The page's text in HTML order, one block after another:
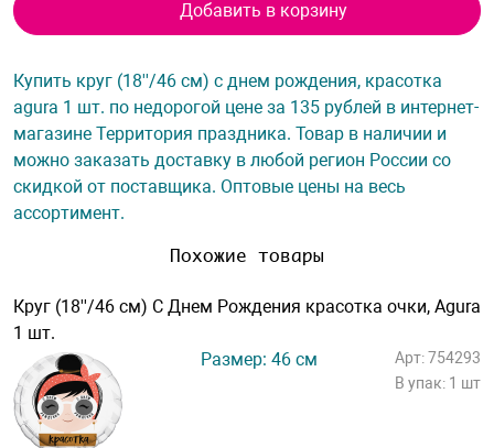
Добавить в корзину
Купить круг (18''/46 см) с днем рождения, красотка
agura 1 шт. по недорогой цене за 135 рублей в интернет-
магазине Территория праздника. Товар в наличии и
можно заказать доставку в любой регион России со
скидкой от поставщика. Оптовые цены на весь
ассортимент.
Похожие товары
Круг (18''/46 см) С Днем Рождения красотка очки, Agura
1 шт.
Размер: 46 см
Арт: 754293
В упак: 1 шт